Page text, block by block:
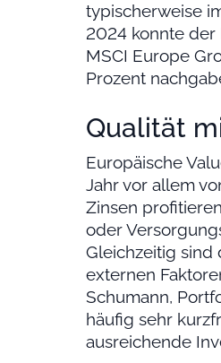
typischerweise
2024 konnte der
MSCI Europe
Prozent
Qualität
Europäische
Jahr vor allem
Zinsen
oder
Gleichzeitig sind
externen
Schumann,
häufig sehr
ausreichende